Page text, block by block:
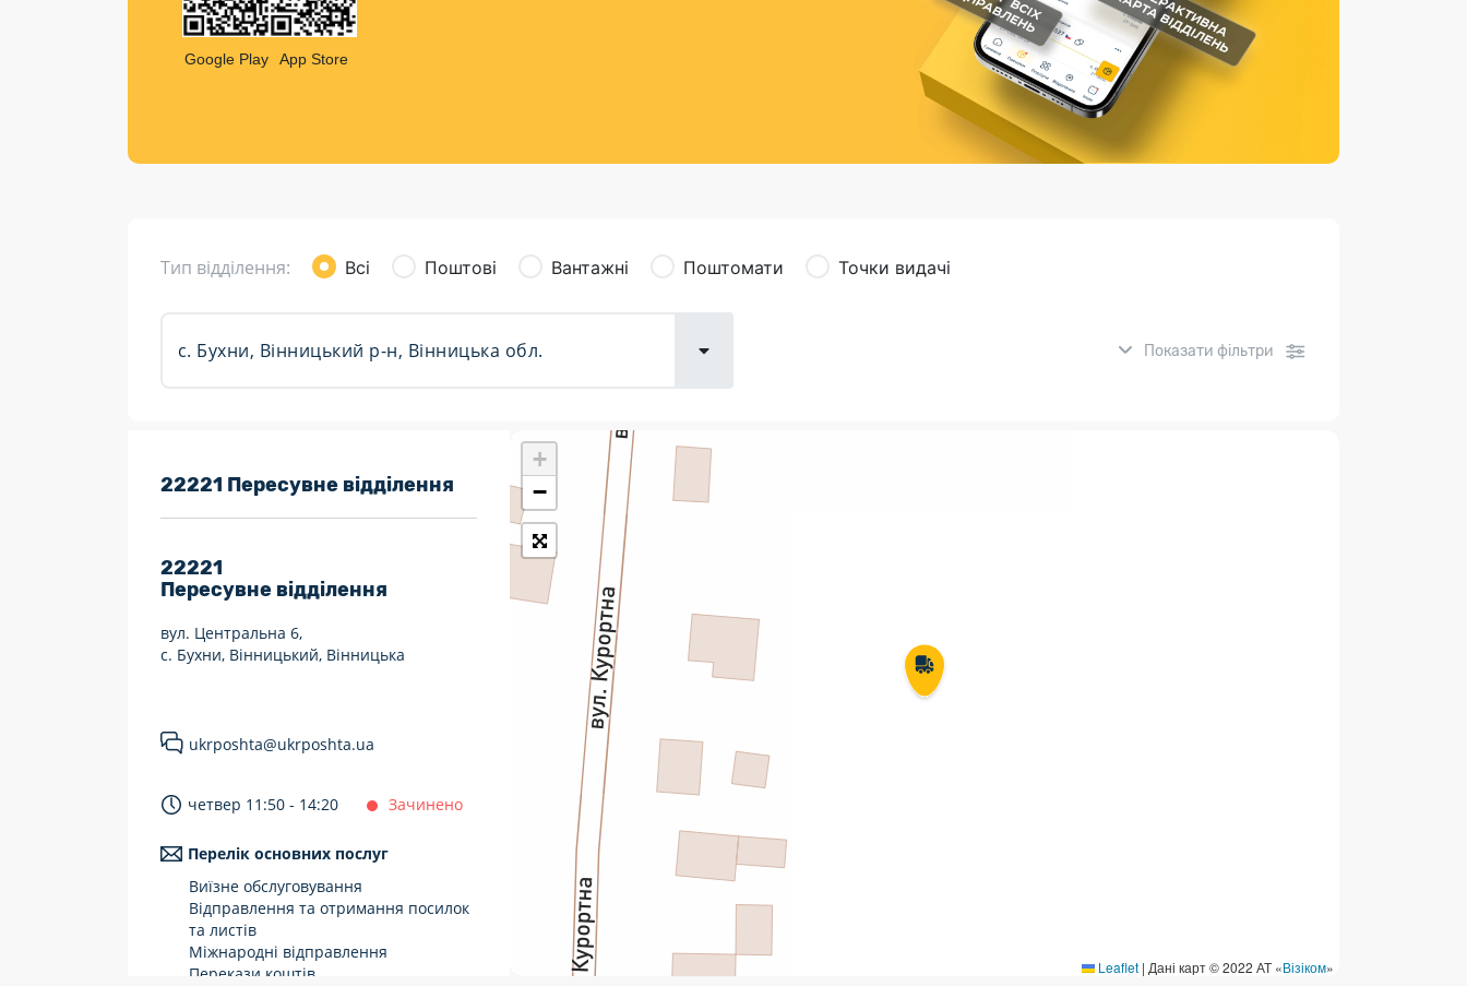
Листи та листівки
Кур’єрська доставка
Страхові послуги
Каталог «Укрпошта Маркет»
Google Play App Store
Тип відділення: Всі Поштові Вантажні Поштомати Точки видачі
Показати фільтри
7 днів на тиждень
Працюють після 19:00
Працюють у вихідні
Поштові послуги:
Укрпошта Експрес/тариф
«Пріоритетний»
Укрпошта Стандарт/тариф «Базовий»
Доставка за межі України
Прийом вантажів
22221 Пересувне відділення
22221
Пересувне відділення
вул. Центральна 6,
с. Бухни, Вінницький, Вінницька
ukrposhta@ukrposhta.ua
четвер 11:50 - 14:20 Зачинено
Перелік основних послуг
Виїзне обслуговування
Відправлення та отримання посилок
та листів
Міжнародні відправлення
Перекази коштів
+
−
Leaflet | Дані карт © 2022 АТ «Візіком»